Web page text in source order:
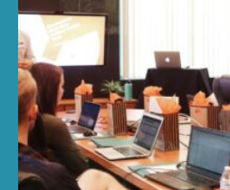
inspirer (et aussi nous
dans …